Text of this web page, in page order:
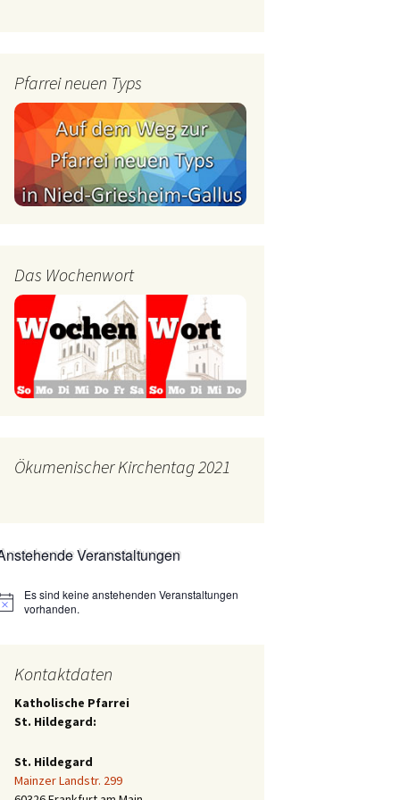
trifft-Franziskus
Wochenwort
Pfarrei neuen Typs
Das Wochenwort
Ökumenischer Kirchentag 2021
Veranstaltungen
Es sind keine anstehenden Veranstaltungen
vorhanden.
Kontaktdaten
Katholische Pfarrei
St. Hildegard:
St. Hildegard
Mainzer Landstr. 299